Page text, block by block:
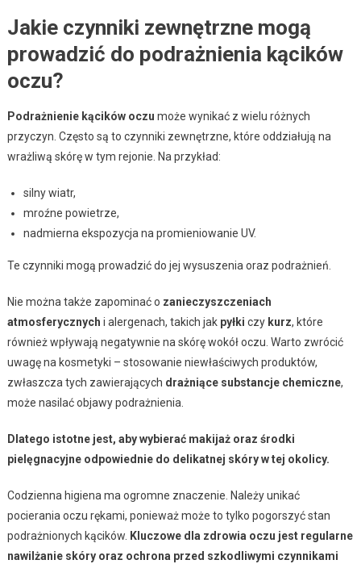
Jakie czynniki zewnętrzne mogą
prowadzić do podrażnienia kącików
oczu?
Podrażnienie kącików oczu może wynikać z wielu różnych
przyczyn. Często są to czynniki zewnętrzne, które oddziałują na
wrażliwą skórę w tym rejonie. Na przykład:
silny wiatr,
mroźne powietrze,
nadmierna ekspozycja na promieniowanie UV.
Te czynniki mogą prowadzić do jej wysuszenia oraz podrażnień.
Nie można także zapominać o zanieczyszczeniach
atmosferycznych i alergenach, takich jak pyłki czy kurz, które
również wpływają negatywnie na skórę wokół oczu. Warto zwrócić
uwagę na kosmetyki – stosowanie niewłaściwych produktów,
zwłaszcza tych zawierających drażniące substancje chemiczne,
może nasilać objawy podrażnienia.
Dlatego istotne jest, aby wybierać makijaż oraz środki
pielęgnacyjne odpowiednie do delikatnej skóry w tej okolicy.
Codzienna higiena ma ogromne znaczenie. Należy unikać
pocierania oczu rękami, ponieważ może to tylko pogorszyć stan
podrażnionych kącików. Kluczowe dla zdrowia oczu jest regularne
nawilżanie skóry oraz ochrona przed szkodliwymi czynnikami